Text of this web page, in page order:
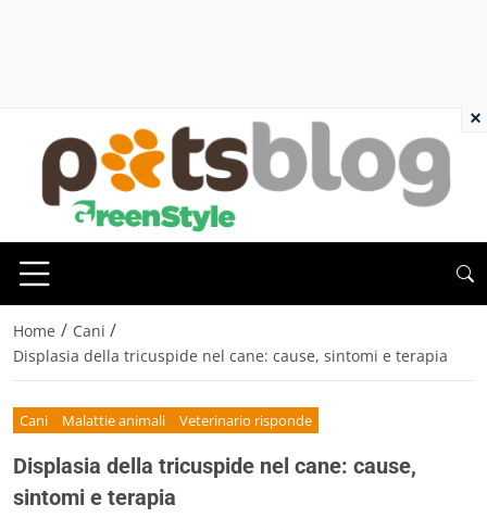
Home / Cani /
Displasia della tricuspide nel cane: cause, sintomi e terapia
Cani Malattie animali Veterinario risponde
Displasia della tricuspide nel cane: cause,
sintomi e terapia
×